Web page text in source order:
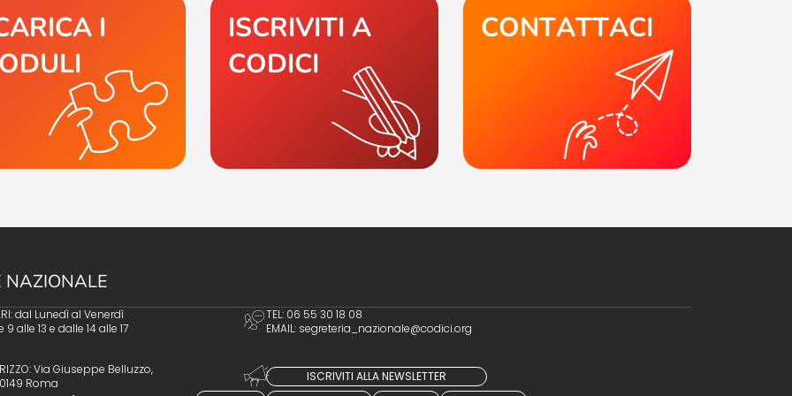
I
ISCRIVITI A
CODICI
CONTATTACI
NAZIONALE
dal Lunedì al Venerdì
9 alle 13 e dalle 14 alle 17
TEL: 06 55 30 18 08
EMAIL: segreteria_nazionale@codici.org
Via Giuseppe Belluzzo,
Roma
ISCRIVITI ALLA NEWSLETTER